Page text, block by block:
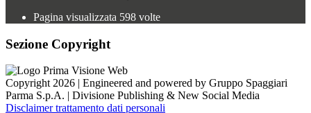
Pagina visualizzata 598 volte
Sezione Copyright
Copyright 2026 | Engineered and powered by Gruppo Spaggiari
Parma S.p.A. | Divisione Publishing & New Social Media
Disclaimer trattamento dati personali